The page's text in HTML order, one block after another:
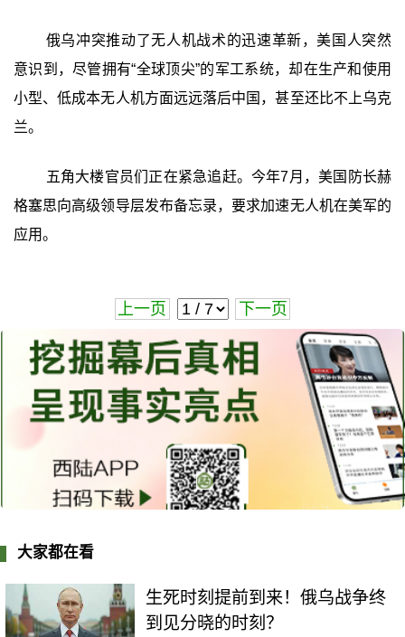
俄乌冲突推动了无人机战术的迅速革新，美国人突然
意识到，尽管拥有“全球顶尖”的军工系统，却在生产和使用
小型、低成本无人机方面远远落后中国，甚至还比不上乌克
兰。
五角大楼官员们正在紧急追赶。今年7月，美国防长赫
格塞思向高级领导层发布备忘录，要求加速无人机在美军的
应用。
上一页 下一页
大家都在看
生死时刻提前到来！俄乌战争终
到见分晓的时刻？